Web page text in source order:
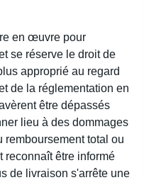
en œuvre pour
se réserve le droit de
approprié au regard
de la réglementation en
être dépassés
lieu à des dommages
remboursement total ou
reconnaît être informé
de livraison s'arrête une